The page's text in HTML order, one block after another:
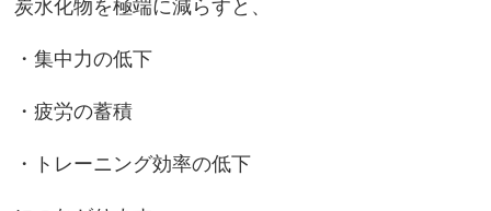
炭水化物を極端に減らすと、
・集中力の低下
・疲労の蓄積
・トレーニング効率の低下